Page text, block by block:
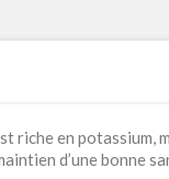
en potassium,
d’une bonne